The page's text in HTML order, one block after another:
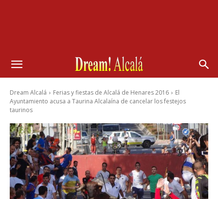
Dream Alcalá Ferias y fiestas de Alcalá de Henares 2016
El
Ayuntamiento acusa a Taurina Alcalaína de cancelar los festejos
taurinos